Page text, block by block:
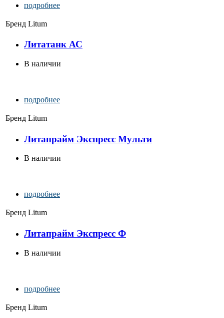
подробнее
Бренд Litum
Литатанк АС
В наличии
подробнее
Бренд Litum
Литапрайм Экспресс Мульти
В наличии
подробнее
Бренд Litum
Литапрайм Экспресс Ф
В наличии
подробнее
Бренд Litum